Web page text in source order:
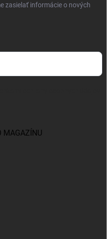
zasielať informácie o nových
MAGAZÍNU